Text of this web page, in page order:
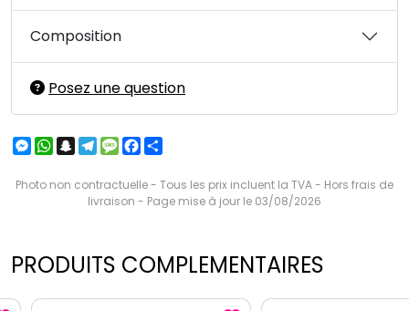
Composition
Posez une question
Messenger
WhatsApp
Snapchat
Telegram
MessageFacebook
Photo non contractuelle - Tous les prix incluent la TVA - Hors frais de
livraison - Page mise à jour le 03/08/2026
PRODUITS COMPLEMENTAIRES